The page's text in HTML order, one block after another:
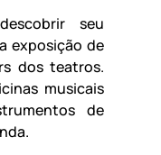
seu
exposição de
dos teatros.
musicais
de